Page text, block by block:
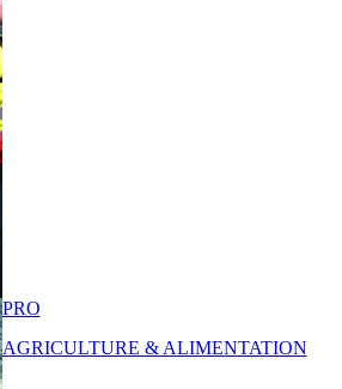
PRO
AGRICULTURE & ALIMENTATION